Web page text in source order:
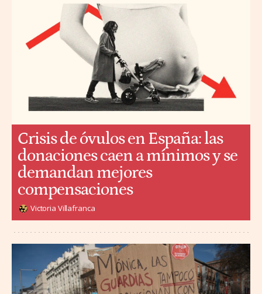
Crisis de óvulos en España: las
donaciones caen a mínimos y se
demandan mejores
compensaciones
Victoria Villafranca